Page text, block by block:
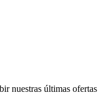
nuestras últimas ofertas